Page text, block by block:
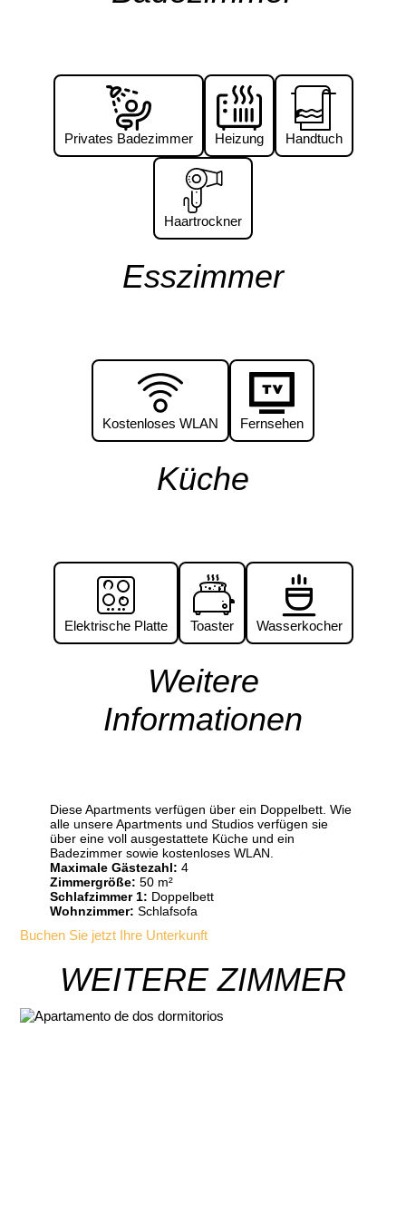
Privates Badezimmer Heizung Handtuch
Haartrockner
Esszimmer
Kostenloses WLAN Fernsehen
Küche
Elektrische Platte Toaster Wasserkocher
Weitere
Informationen
Diese Apartments verfügen über ein Doppelbett. Wie
alle unsere Apartments und Studios verfügen sie
über eine voll ausgestattete Küche und ein
Badezimmer sowie kostenloses WLAN.
Maximale Gästezahl: 4
Zimmergröße: 50 m²
Schlafzimmer 1: Doppelbett
Wohnzimmer: Schlafsofa
Buchen Sie jetzt Ihre Unterkunft
WEITERE ZIMMER